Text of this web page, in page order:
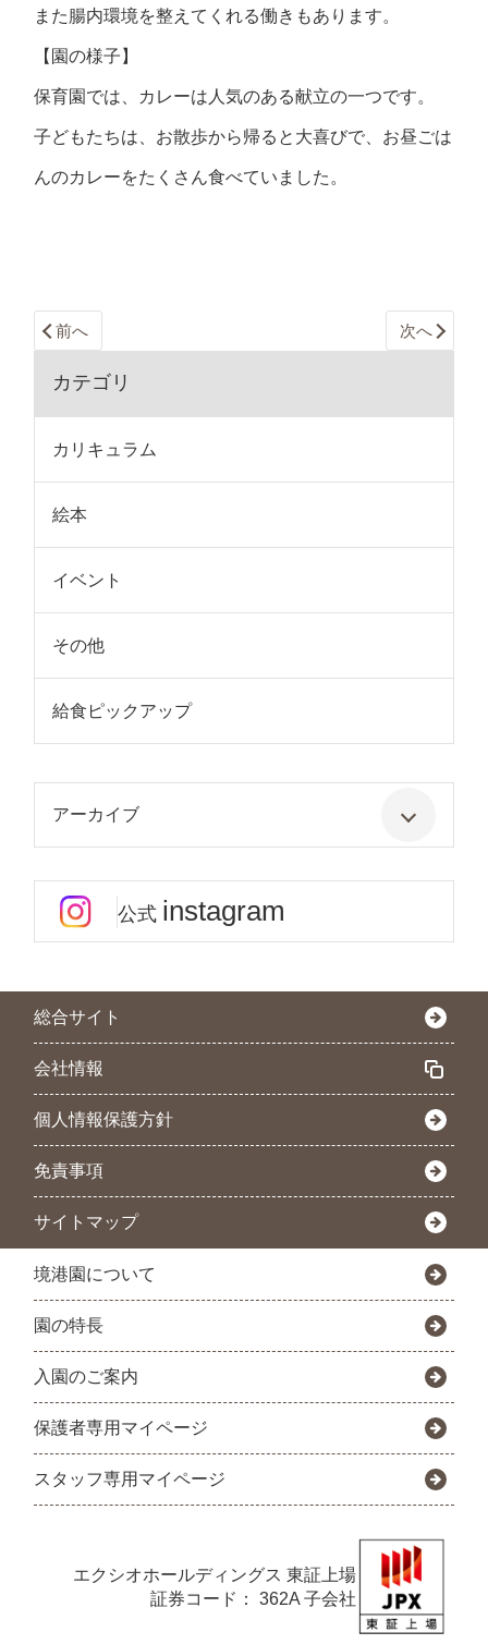
また腸内環境を整えてくれる働きもあります。
【園の様子】
保育園では、カレーは人気のある献立の一つです。
子どもたちは、お散歩から帰ると大喜びで、お昼ごは
んのカレーをたくさん食べていました。
前へ 次へ
カテゴリ
カリキュラム
絵本
イベント
その他
給食ピックアップ
アーカイブ
公式 instagram
総合サイト
会社情報
個人情報保護方針
免責事項
サイトマップ
境港園について
園の特長
入園のご案内
保護者専用マイページ
スタッフ専用マイページ
エクシオホールディングス 東証上場
証券コード： 362A 子会社